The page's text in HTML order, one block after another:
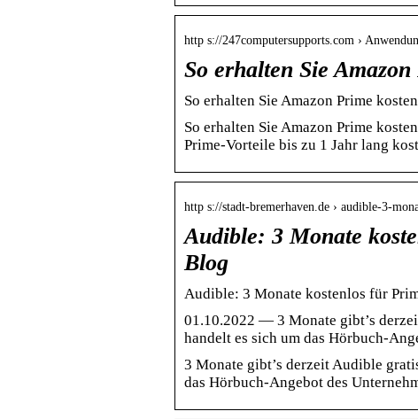
http s://247computersupports.com ›
So erhalten Sie
So erhalten Sie Amazon Prime
So erhalten Sie Amazon Prime
Prime-Vorteile bis zu 1 Jahr lang
http s://stadt-bremerhaven.de › audible-3-
Audible: 3 Monate
Blog
Audible: 3 Monate kostenlos für
01.10.2022 — 3 Monate gibt’s
handelt es sich um das Hörbuch-
3 Monate gibt’s derzeit Audible
das Hörbuch-Angebot des